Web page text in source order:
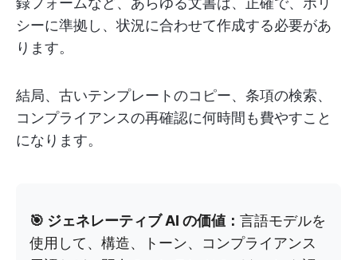
シーに準拠し、状況に合わせて作成する必要があ
ります。
結局、古いテンプレートのコピー、条項の検索、
コンプライアンスの再確認に何時間も費やすこと
になります。
🎯 ジェネレーティブ AI の価値： 言語モデルを
使用して、構造、トーン、コンプライアンス